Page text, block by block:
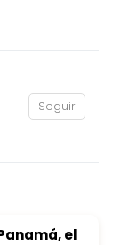
Seguir
el